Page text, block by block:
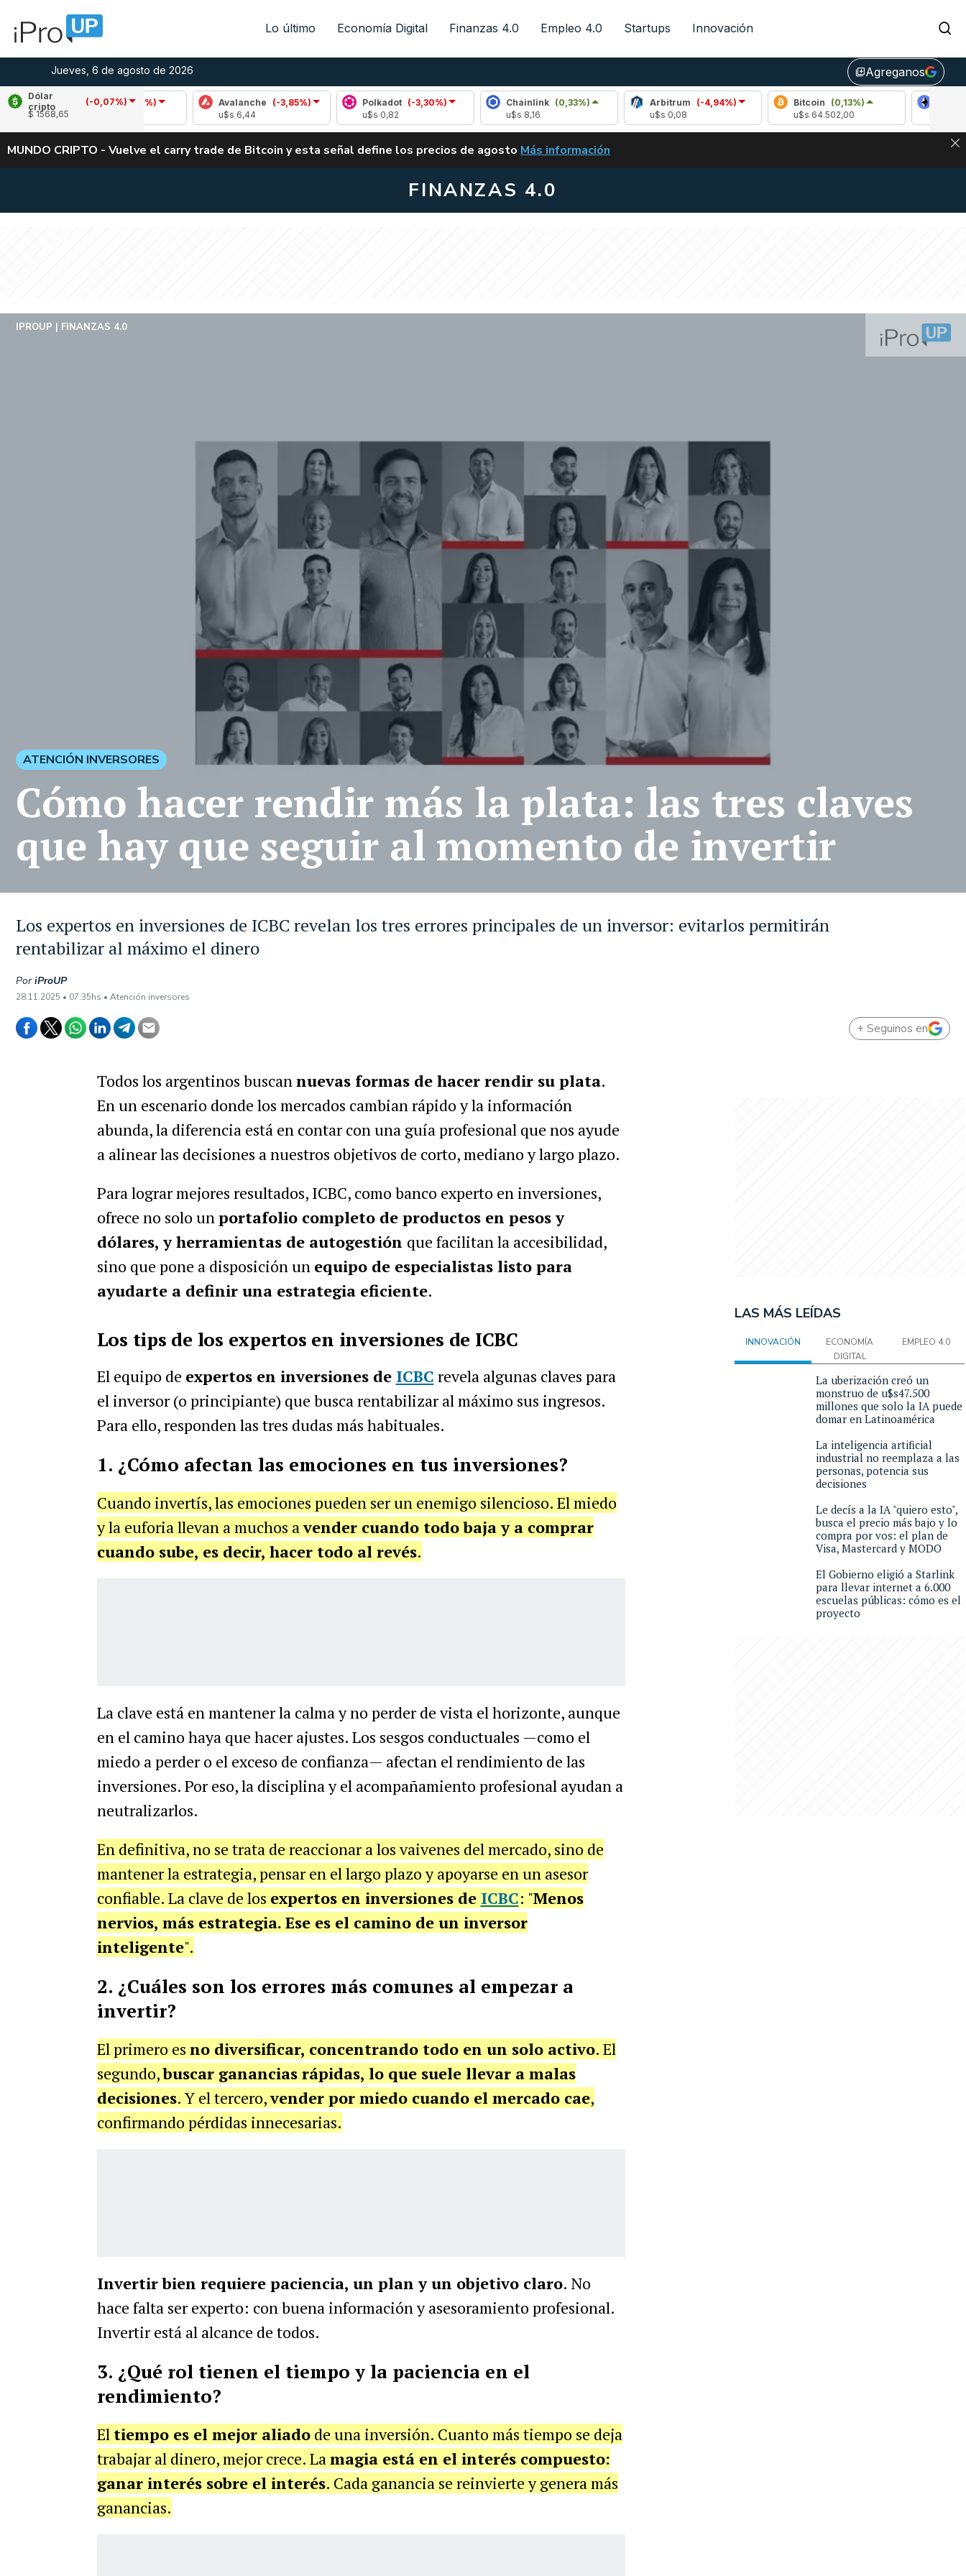
Lo último Economía Digital Finanzas 4.0 Empleo 4.0 Startups Innovación
Jueves, 6 de agosto de 2026 library_addAgreganos
Dólar
cripto
(-0,07%)
$ 1568,65
Cardano
(-1,12%)
u$s 0,19
Avalanche (-3,85%)
Polkadot
(-3,30%)
Chainlink (0,33%)
Arbitrum (-4,94%)
Bitcoin
(0,13%)
u$s 64.502,00
Ethereum
ALERTA
MUNDO CRIPTO - Vuelve el carry trade de Bitcoin y esta señal define los precios de agosto VUELVE EL CARRY TRADE DE BITCOIN Y ESTA SEÑAL DEFINE LOS PRECIOS DE
Más información
FINANZAS 4.0
Los expertos en inversiones de ICBC revelan los tres errores principales de un inversor: evitarlos permitirán
rentabilizar al máximo el dinero
IPROUP FINANZAS 4.0
PoriProUP
28.11.2025 • 07:35hs • Atención inversores
ATENCIÓN INVERSORES
Cómo hacer rendir más la plata: las tres claves
que hay que seguir al momento de invertir
+ Seguinos en
Todos los argentinos buscannuevas formas de hacer rendir su plata.
En un escenario donde los mercados cambian rápido y la información
abunda, la diferencia está en contar con una guía profesional que nos ayude
a alinear las decisiones a nuestros objetivos de corto, mediano y largo plazo.
Para lograr mejores resultados, ICBC, como banco experto en inversiones,
ofrece no solo unportafolio completo de productos en pesos y
dólares, y herramientas de autogestión que facilitan la accesibilidad,
sino que pone a disposición un equipo de especialistas listo para
ayudarte a definir una estrategia eficiente.
Los tips de los expertos en inversiones de ICBC
El equipo de expertos en inversiones de ICBC revela algunas claves para
el inversor (o principiante) que busca rentabilizar al máximo sus ingresos.
Para ello, responden las tres dudas más habituales.
1. ¿Cómo afectan las emociones en tus inversiones?
Cuando invertís, las emociones pueden ser un enemigo silencioso. El miedo
y la euforia llevan a muchos avender cuando todo baja y a comprar
cuando sube, es decir, hacer todo al revés.
La clave está en mantener la calma y no perder de vista el horizonte, aunque
en el camino haya que hacer ajustes. Los sesgos conductuales —como el
miedo a perder o el exceso de confianza— afectan el rendimiento de las
inversiones. Por eso, la disciplina y el acompañamiento profesional ayudan a
neutralizarlos.
En definitiva, no se trata de reaccionar a los vaivenes del mercado, sino de
mantener la estrategia, pensar en el largo plazo y apoyarse en un asesor
confiable. La clave de los expertos en inversiones de ICBC: "Menos
nervios, más estrategia. Ese es el camino de un inversor
inteligente".
2. ¿Cuáles son los errores más comunes al empezar a
invertir?
El primero es no diversificar, concentrando todo en un solo activo. El
segundo,buscar ganancias rápidas, lo que suele llevar a malas
decisiones. Y el tercero,vender por miedo cuando el mercado cae,
confirmando pérdidas innecesarias.
Invertir bien requiere paciencia, un plan y un objetivo claro. No
hace falta ser experto: con buena información y asesoramiento profesional.
Invertir está al alcance de todos.
3. ¿Qué rol tienen el tiempo y la paciencia en el
rendimiento?
El tiempo es el mejor aliadode una inversión. Cuanto más tiempo se deja
trabajar al dinero, mejor crece. Lamagia está en el interés compuesto:
ganar interés sobre el interés. Cada ganancia se reinvierte y genera más
ganancias.
LAS MÁS LEÍDAS
INNOVACIÓN
ECONOMÍA
DIGITAL
EMPLEO 4.0
La uberización creó un
monstruo de u$s47.500
millones que solo la IA puede
domar en Latinoamérica
La inteligencia artificial
industrial no reemplaza a las
personas, potencia sus
decisiones
Le decís a la IA "quiero esto",
busca el precio más bajo y lo
compra por vos: el plan de
Visa, Mastercard y MODO
El Gobierno eligió a Starlink
para llevar internet a 6.000
escuelas públicas: cómo es el
proyecto